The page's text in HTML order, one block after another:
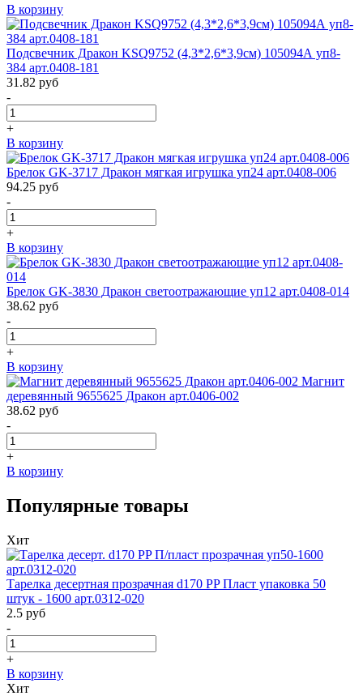
В корзину
Подсвечник Дракон KSQ9752 (4,3*2,6*3,9см) 105094А уп8-
384 арт.0408-181
31.82 руб
-
+
В корзину
Брелок GK-3717 Дракон мягкая игрушка уп24 арт.0408-006
94.25 руб
-
+
В корзину
Брелок GK-3830 Дракон светоотражающие уп12 арт.0408-014
38.62 руб
-
+
В корзину
Магнит
деревянный 9655625 Дракон арт.0406-002
38.62 руб
-
+
В корзину
Популярные товары
Хит
Тарелка десертная прозрачная d170 PP Пласт упаковка 50
штук - 1600 арт.0312-020
2.5 руб
-
+
В корзину
Хит